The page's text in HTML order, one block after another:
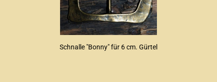
Schnalle "Bonny" für 6 cm. Gürtel